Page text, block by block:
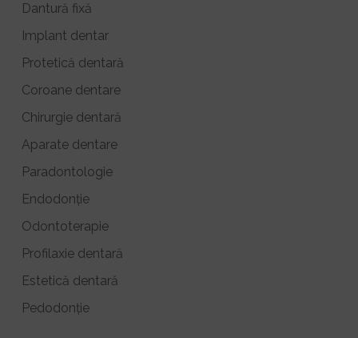
Dantură fixă
Implant dentar
Protetică dentară
Coroane dentare
Chirurgie dentară
Aparate dentare
Paradontologie
Endodonție
Odontoterapie
Profilaxie dentară
Estetică dentară
Pedodonție